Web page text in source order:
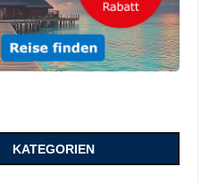
KATEGORIEN